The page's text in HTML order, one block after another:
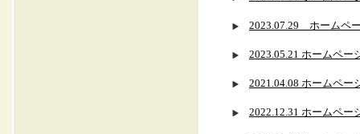
2023.07.29 ホームペ
2023.05.21 ホームペー
2021.04.08 ホームペー
2022.12.31 ホームペー